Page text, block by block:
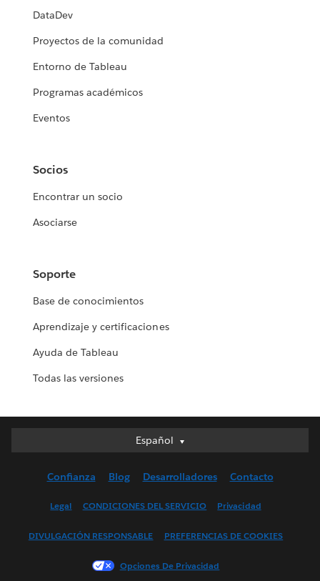
DataDev
Proyectos de la comunidad
Entorno de Tableau
Programas académicos
Eventos
Socios
Encontrar un socio
Asociarse
Soporte
Base de conocimientos
Aprendizaje y certificaciones
Ayuda de Tableau
Todas las versiones
Español
Español
English (UK)
Français (France)
Confianza Blog Desarrolladores Contacto
Legal CONDICIONES DEL SERVICIO Privacidad
DIVULGACIÓN RESPONSABLE PREFERENCIAS DE COOKIES
Opciones De Privacidad